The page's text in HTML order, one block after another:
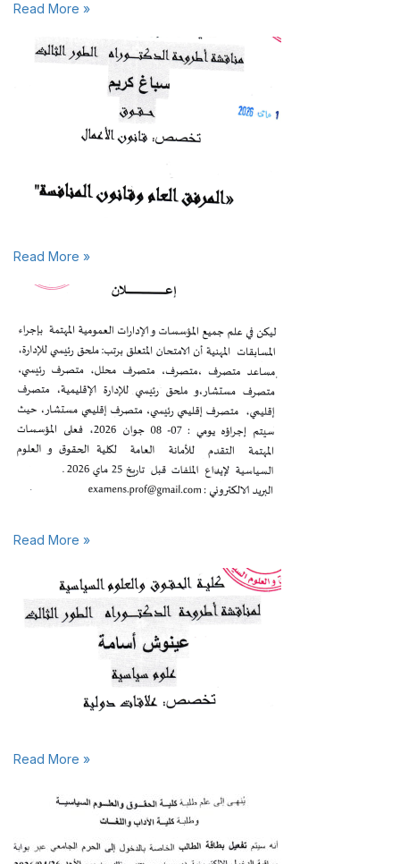
Read More »
Read More »
Read More »
Read More »